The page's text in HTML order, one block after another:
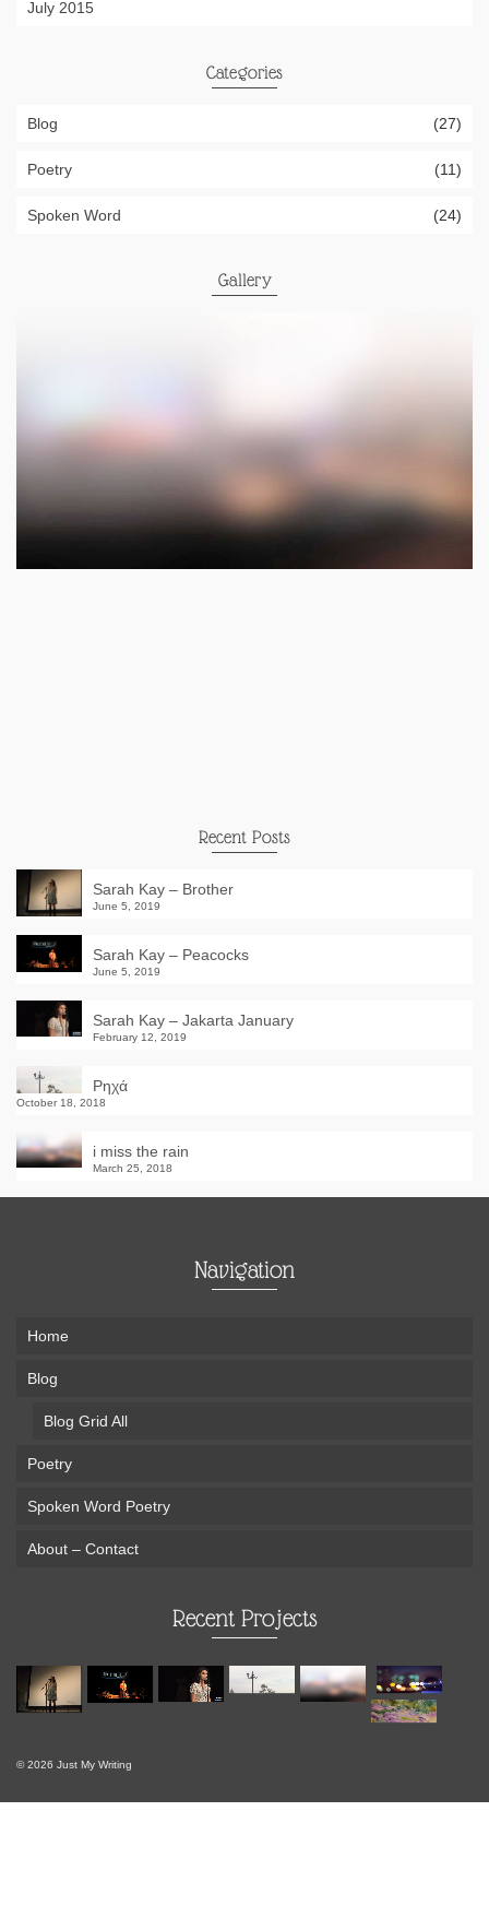
July 2015
Categories
Blog (27)
Poetry (11)
Spoken Word (24)
Gallery
Recent Posts
Sarah Kay – Brother
June 5, 2019
Sarah Kay – Peacocks
June 5, 2019
Sarah Kay – Jakarta January
February 12, 2019
Ρηχά
October 18, 2018
i miss the rain
March 25, 2018
Navigation
Home
Blog
Blog Grid All
Poetry
Spoken Word Poetry
About – Contact
Recent Projects
© 2026 Just My Writing